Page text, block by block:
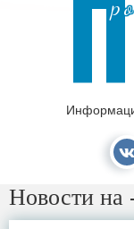
П
Новости на